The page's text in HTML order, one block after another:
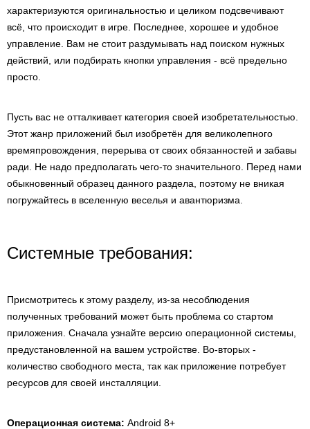
характеризуются оригинальностью и целиком подсвечивают
всё, что происходит в игре. Последнее, хорошее и удобное
управление. Вам не стоит раздумывать над поиском нужных
действий, или подбирать кнопки управления - всё предельно
просто.
Пусть вас не отталкивает категория своей изобретательностью.
Этот жанр приложений был изобретён для великолепного
времяпровождения, перерыва от своих обязанностей и забавы
ради. Не надо предполагать чего-то значительного. Перед нами
обыкновенный образец данного раздела, поэтому не вникая
погружайтесь в вселенную веселья и авантюризма.
Системные требования:
Присмотритесь к этому разделу, из-за несоблюдения
полученных требований может быть проблема со стартом
приложения. Сначала узнайте версию операционной системы,
предустановленной на вашем устройстве. Во-вторых -
количество свободного места, так как приложение потребует
ресурсов для своей инсталляции.
Операционная система: Android 8+